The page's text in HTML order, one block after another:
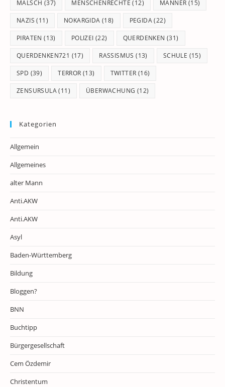
MALSCH (37) MENSCHENRECHTE (12) MÄNNER (15)
NAZIS (11) NOKARGIDA (18) PEGIDA(22)
PIRATEN (13) POLIZEI (22) QUERDENKEN (31)
QUERDENKEN721 (17) RASSISMUS (13) SCHULE (15)
SPD (39) TERROR (13) TWITTER (16)
ZENSURSULA(11) ÜBERWACHUNG (12)
Kategorien
Allgemein
Allgemeines
alter Mann
Anti.AKW
Anti.AKW
Asyl
Baden-Württemberg
Bildung
Bloggen?
BNN
Buchtipp
Bürgergesellschaft
Cem Özdemir
Christentum